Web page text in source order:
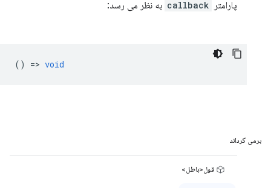
پارامتر callback به نظر می رسد:
() => void
برمی گرداند
قول<باطل>